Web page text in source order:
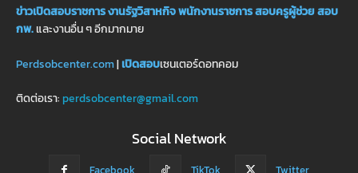
ข่าวเปิดสอบราชการงานรัฐวิสาหกิจพนักงานราชการสอบครูผู้ช่วยสอบ
กพ.และงานอื่น ๆ อีกมากมาย
Perdsobcenter.com|เปิดสอบเซนเตอร์ดอทคอม
ติดต่อเรา: perdsobcenter@gmail.com
Social Network